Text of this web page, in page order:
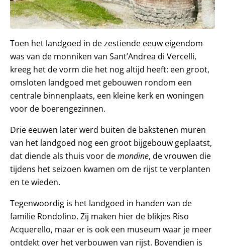
Toen het landgoed in de zestiende eeuw eigendom
was van de monniken van Sant’Andrea di Vercelli,
kreeg het de vorm die het nog altijd heeft: een groot,
omsloten landgoed met gebouwen rondom een
centrale binnenplaats, een kleine kerk en woningen
voor de boerengezinnen.
Drie eeuwen later werd buiten de bakstenen muren
van het landgoed nog een groot bijgebouw geplaatst,
dat diende als thuis voor demondine, de vrouwen die
tijdens het seizoen kwamen om de rijst te verplanten
en te wieden.
Tegenwoordig is het landgoed in handen van de
familie Rondolino. Zij maken hier de blikjes Riso
Acquerello, maar er is ook een museum waar je meer
ontdekt over het verbouwen van rijst. Bovendien is